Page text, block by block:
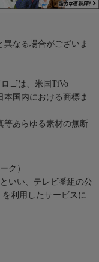
なる場合がございま
ゴは、米国TiVo
本国内における商標ま
等あらゆる素材の無断
ク）
いい、テレビ番組の公
利用したサービスに